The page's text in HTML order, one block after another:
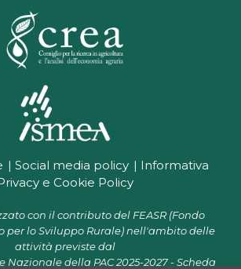
Social media policy
Informativa
e Cookie Policy
con il contributo del FEASR (Fondo
per lo Sviluppo Rurale) nell'ambito delle
attività previste dal
Nazionale della PAC 2025-2027 - Scheda